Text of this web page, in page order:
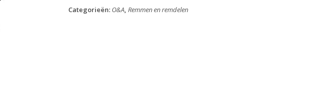
aantal
Categorieën: O&A,Remmen en remdelen